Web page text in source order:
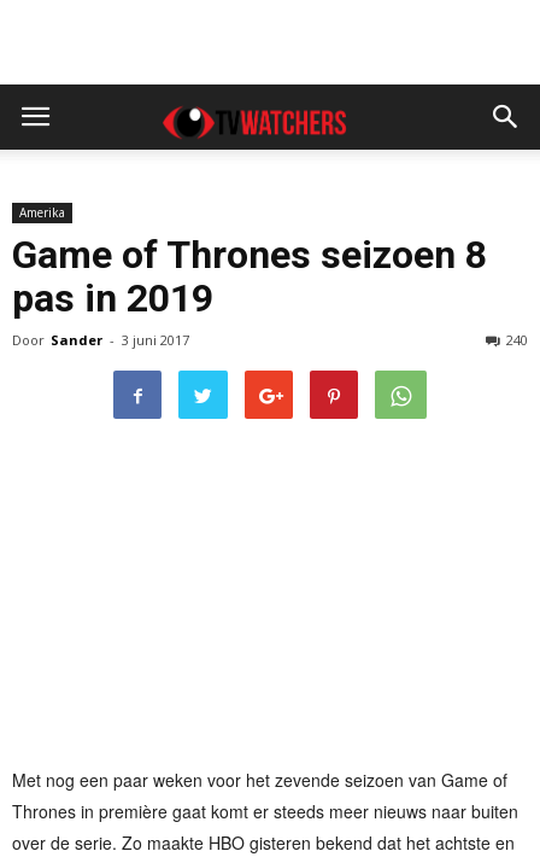
Amerika
Game of Thrones seizoen 8
pas in 2019
Door Sander - 3 juni 2017 240
Met nog een paar weken voor het zevende seizoen van Game of
Thrones in première gaat komt er steeds meer nieuws naar buiten
over de serie. Zo maakte HBO gisteren bekend dat het achtste en